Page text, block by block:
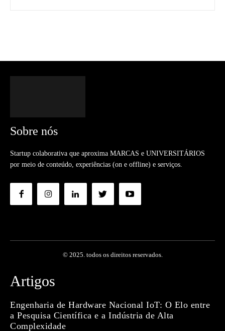
Sobre nós
Startup colaborativa que aproxima MARCAS e UNIVERSITÁRIOS
por meio de conteúdo, experiências (on e offline) e serviços.
© 2025. todos os direitos reservados.
Artigos
Engenharia de Hardware Nacional IoT: O Elo entre
a Pesquisa Científica e a Indústria de Alta
Complexidade